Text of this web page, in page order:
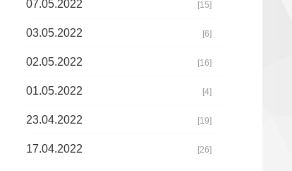
07.05.2022 [15]
03.05.2022 [6]
02.05.2022 [16]
01.05.2022 [4]
23.04.2022 [19]
17.04.2022 [26]